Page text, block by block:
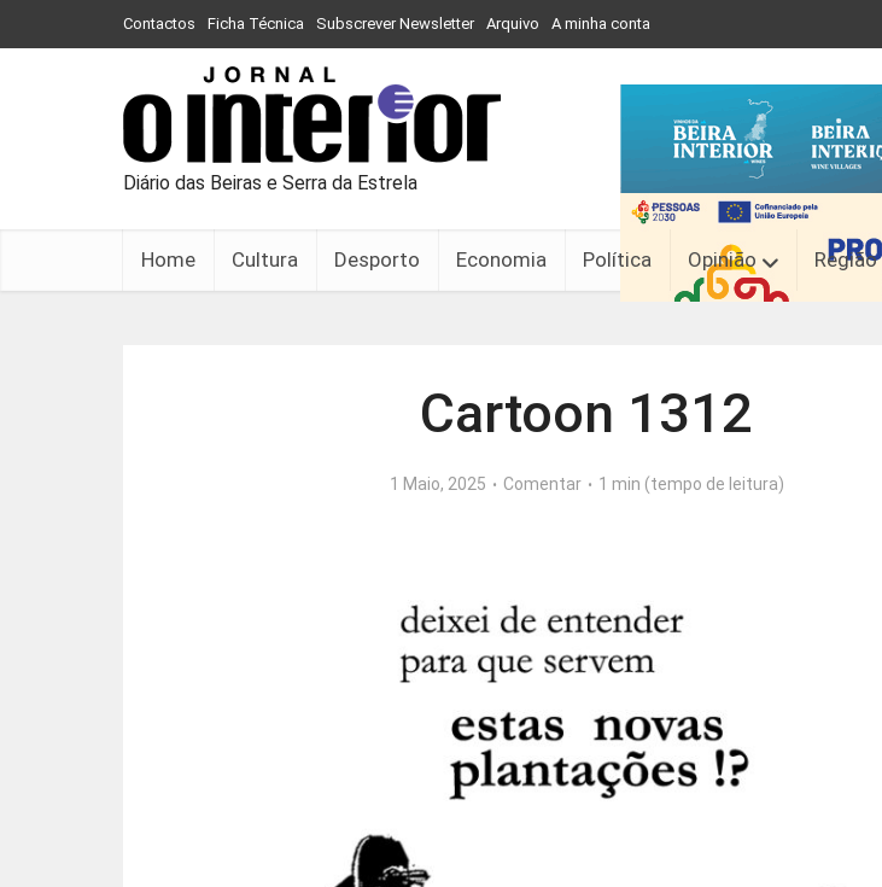
Contactos Ficha Técnica Subscrever Newsletter Arquivo A minha conta
Diário das Beiras e Serra da Estrela
Home Cultura Desporto Economia Política Opinião Região
Cartoon 1312
1 Maio, 2025 Comentar 1 min (tempo de leitura)